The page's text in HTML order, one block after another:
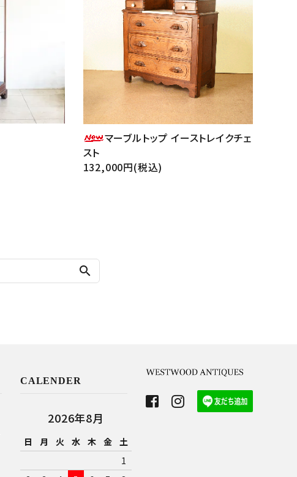
マーブルトップ イーストレイクチェ
スト
132,000円(税込)
search
CALENDER
2026年8月
日 月 火 水 木 金 土
1